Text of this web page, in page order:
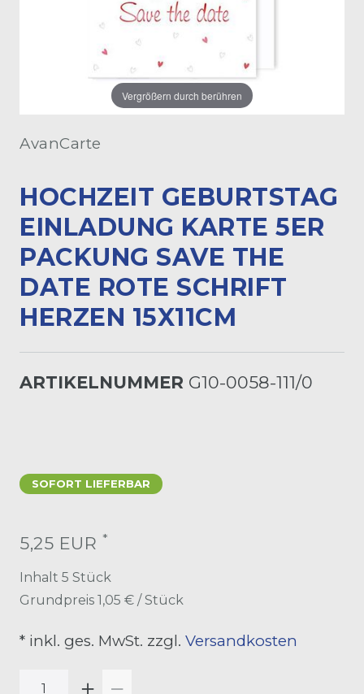
Vergrößern durch berühren
AvanCarte
HOCHZEIT GEBURTSTAG
EINLADUNG KARTE 5ER
PACKUNG SAVE THE
DATE ROTE SCHRIFT
HERZEN 15X11CM
ARTIKELNUMMER G10-0058-111/0
SOFORT LIEFERBAR
5,25 EUR *
Inhalt 5 Stück
Grundpreis 1,05 € / Stück
* inkl. ges. MwSt. zzgl. Versandkosten